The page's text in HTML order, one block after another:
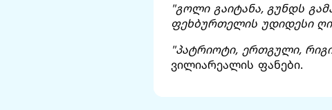
"გოლი გაიტანა, გუნდს
ფეხბურთელის უდიდესი
"პატრიოტი, ერთგული,
ვილიარეალის ფანები.